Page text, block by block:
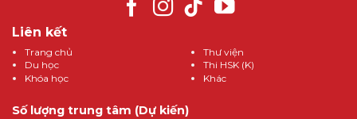
Liên kết
Trang chủ
Du học
Khóa học
Thư viện
Thi HSK (K)
Khác
Số lượng trung tâm (Dự kiến)